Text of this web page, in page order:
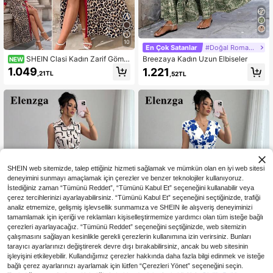
10
NEW SHEIN Clasi Kadın Zarif Gömle
k Yakalı Kemerli Gömlek Elbise
1.049 ,21TL
En Çok Satanlar #Doğal Romantizm
Breezaya Kadın Uzun Elbiseler
1.221 ,52TL
10
SHEIN web sitemizde, talep ettiğiniz hizmeti sağlamak ve mümkün olan en iyi web sitesi
deneyimini sunmayı amaçlamak için çerezler ve benzer teknolojiler kullanıyoruz.
İstediğiniz zaman “Tümünü Reddet”, “Tümünü Kabul Et” seçeneğini kullanabilir veya
çerez tercihlerinizi ayarlayabilirsiniz. “Tümünü Kabul Et” seçeneğini seçtiğinizde, trafiği
analiz etmemize, gelişmiş işlevsellik sunmamıza ve SHEIN ile alışveriş deneyiminizi
tamamlamak için içeriği ve reklamları kişiselleştirmemize yardımcı olan tüm isteğe bağlı
çerezleri ayarlayacağız. “Tümünü Reddet” seçeneğini seçtiğinizde, web sitemizin
çalışmasını sağlayan kesinlikle gerekli çerezlerin kullanımına izin verirsiniz. Bunları
tarayıcı ayarlarınızı değiştirerek devre dışı bırakabilirsiniz, ancak bu web sitesinin
işleyişini etkileyebilir. Kullandığımız çerezler hakkında daha fazla bilgi edinmek ve isteğe
bağlı çerez ayarlarınızı ayarlamak için lütfen “Çerezleri Yönet” seçeneğini seçin.